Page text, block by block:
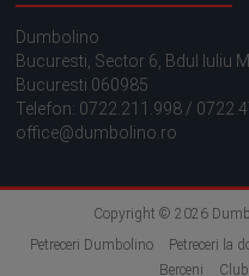
Dumbolino
Bucuresti, Sector 6, Bdul Iuliu
Bucuresti 060985
Telefon: 0722.211.998 /
office@dumbolino.ro
Copyright © 2026
Petreceri Dumbolino
Petreceri la
Berceni